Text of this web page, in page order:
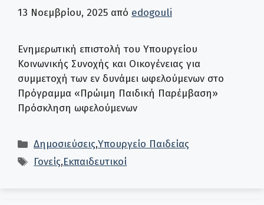
13 Νοεμβρίου, 2025 από edogouli
Ενημερωτική επιστολή του Υπουργείου
Κοινωνικής Συνοχής και Οικογένειας για
συμμετοχή των εν δυνάμει ωφελούμενων στο
Πρόγραμμα «Πρώιμη Παιδική Παρέμβαση»
Πρόσκληση ωφελούμενων
Κατηγορίες
Δημοσιεύσεις,Υπουργείο Παιδείας
Ετικέτες
Γονείς,Εκπαιδευτικοί